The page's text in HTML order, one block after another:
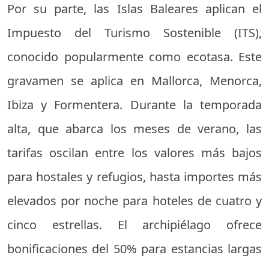
Por su parte, las Islas Baleares aplican el
Impuesto del Turismo Sostenible (ITS),
conocido popularmente como ecotasa. Este
gravamen se aplica en Mallorca, Menorca,
Ibiza y Formentera. Durante la temporada
alta, que abarca los meses de verano, las
tarifas oscilan entre los valores más bajos
para hostales y refugios, hasta importes más
elevados por noche para hoteles de cuatro y
cinco estrellas. El archipiélago ofrece
bonificaciones del 50% para estancias largas